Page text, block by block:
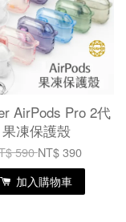
AirPods Pro 2代
果凍保護殼
590NT$ 390
加入購物車